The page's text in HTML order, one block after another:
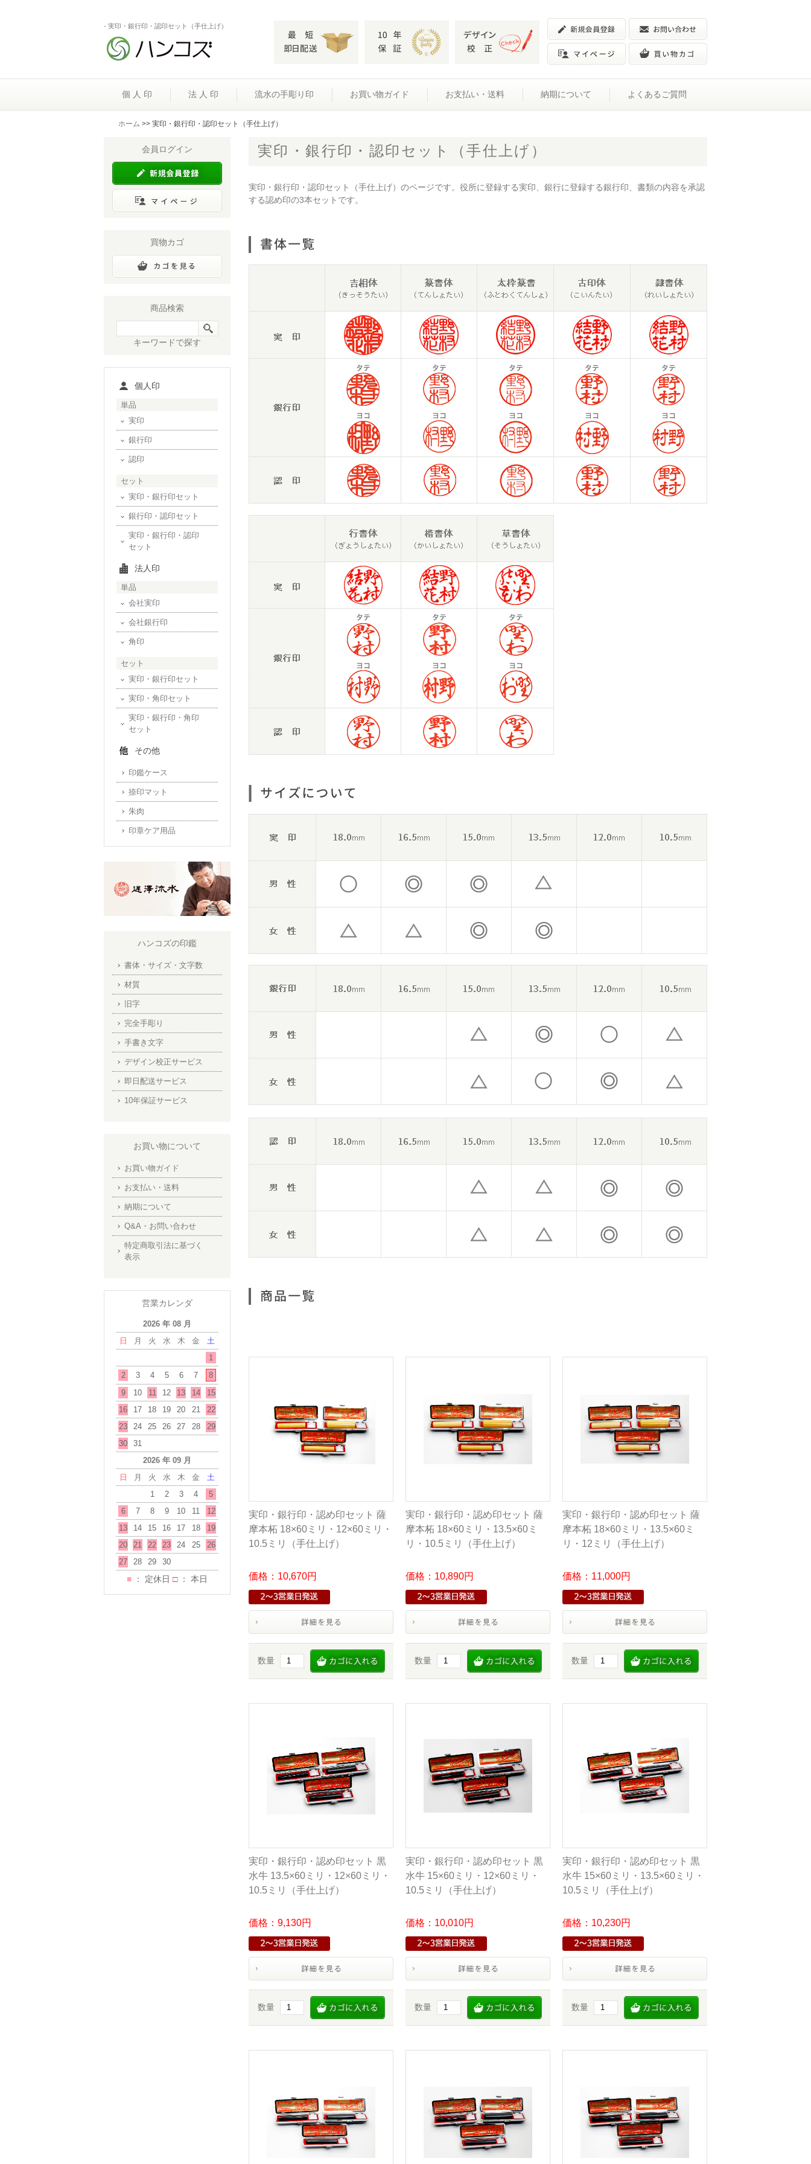
- 実印・銀行印・認印セット（手仕上げ）
個 人 印 法 人 印 流水の手彫り印 お買い物ガイド お支払い・送料 納期について よくあるご質問
ホーム >> 実印・銀行印・認印セット（手仕上げ）
実印・銀行印・認印セット（手仕上げ）
実印・銀行印・認印セット（手仕上げ）のページです。役所に登録する実印、銀行に登録する銀行印、書類の内容を承認
する認め印の3本セットです。
実印・銀行印・認め印セット 薩
摩本柘 18×60ミリ・12×60ミリ・
10.5ミリ（手仕上げ）
価格：10,670円
数量
実印・銀行印・認め印セット 薩
摩本柘 18×60ミリ・13.5×60ミ
リ・10.5ミリ（手仕上げ）
価格：10,890円
数量
実印・銀行印・認め印セット 薩
摩本柘 18×60ミリ・13.5×60ミ
リ・12ミリ（手仕上げ）
価格：11,000円
数量
実印・銀行印・認め印セット 黒
水牛 13.5×60ミリ・12×60ミリ・
10.5ミリ（手仕上げ）
価格：9,130円
数量
実印・銀行印・認め印セット 黒
水牛 15×60ミリ・12×60ミリ・
10.5ミリ（手仕上げ）
価格：10,010円
数量
実印・銀行印・認め印セット 黒
水牛 15×60ミリ・13.5×60ミリ・
10.5ミリ（手仕上げ）
価格：10,230円
数量
会員ログイン
買物カゴ
商品検索
キーワードで探す
個人印
単品
実印
銀行印
認印
セット
実印・銀行印セット
銀行印・認印セット
実印・銀行印・認印
セット
法人印
単品
会社実印
会社銀行印
角印
セット
実印・銀行印セット
実印・角印セット
実印・銀行印・角印
セット
その他
印鑑ケース
捺印マット
朱肉
印章ケア用品
ハンコズの印鑑
書体・サイズ・文字数
材質
旧字
完全手彫り
手書き文字
デザイン校正サービス
即日配送サービス
10年保証サービス
お買い物について
お買い物ガイド
お支払い・送料
納期について
Q&A・お問い合わせ
特定商取引法に基づく
表示
営業カレンダ
2026 年 08 月
日
月 火 水 木 金
土
1
2
3 4 5 6 7
8
9
10 11 12 13 14
15
16
17 18 19 20 21
22
23
24 25 26 27 28
29
30
31
2026 年 09 月
日
月 火 水 木 金
土
1
2 3 4
5
6
7 8 9 10 11
12
13
14 15 16 17 18
19
20
21 22 23 24 25
26
27
28 29 30
■ ： 定休日 □： 本日